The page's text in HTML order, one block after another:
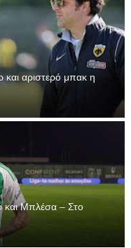
και αριστερό μπακ η
και Μπλέσα – Στο